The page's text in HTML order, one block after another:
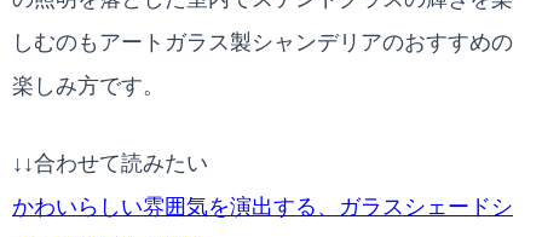
しむのもアートガラス製シャンデリアのおすすめの
楽しみ方です。
↓↓合わせて読みたい
かわいらしい雰囲気を演出する、ガラスシェードシ